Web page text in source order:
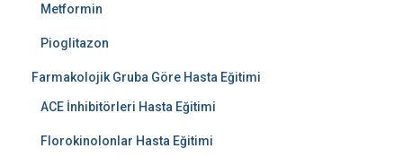
Metformin
Pioglitazon
Farmakolojik Gruba Göre Hasta Eğitimi
ACE İnhibitörleri Hasta Eğitimi
Florokinolonlar Hasta Eğitimi